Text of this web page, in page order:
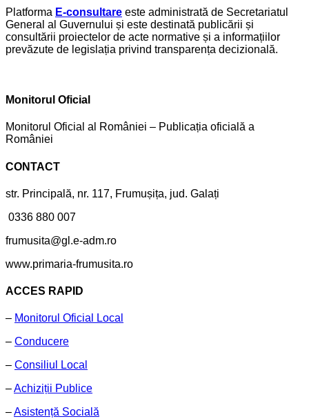
Platforma E-consultare este administrată de Secretariatul
General al Guvernului și este destinată publicării și
consultării proiectelor de acte normative și a informațiilor
prevăzute de legislația privind transparența decizională.
Monitorul Oficial
Monitorul Oficial al României – Publicația oficială a
României
CONTACT
str. Principală, nr. 117, Frumușița, jud. Galați
0336 880 007
frumusita@gl.e-adm.ro
www.primaria-frumusita.ro
ACCES RAPID
– Monitorul Oficial Local
– Conducere
– Consiliul Local
–Achiziții Publice
–Asistență Socială